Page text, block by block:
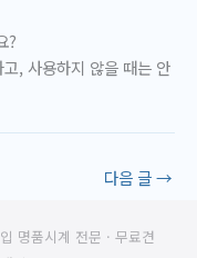
?
, 사용하지 않을 때는 안
다음 글→
명품시계 전문 · 무료견